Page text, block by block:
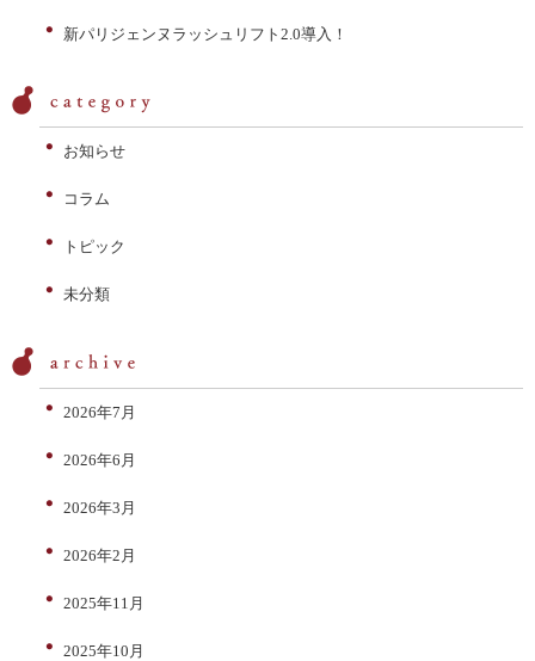
新パリジェンヌラッシュリフト2.0導入！
お知らせ
コラム
トピック
未分類
2026年7月
2026年6月
2026年3月
2026年2月
2025年11月
2025年10月